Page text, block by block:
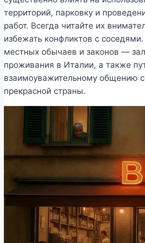
территорий, парковку и
работ. Всегда читайте их
избежать конфликтов с
местных обычаев и законов —
проживания в Италии, а также
взаимоуважительному общению
прекрасной страны.